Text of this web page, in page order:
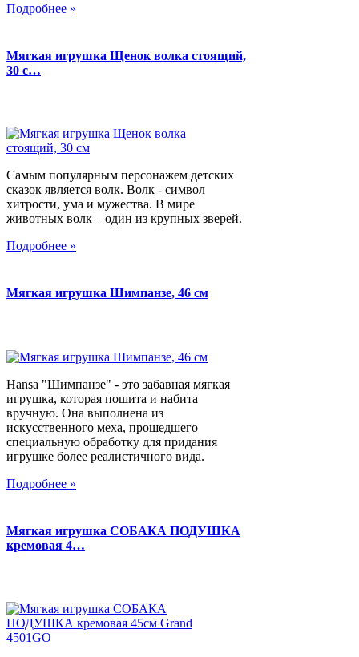
Подробнее »
Мягкая игрушка Щенок волка стоящий,
30 с…
Самым популярным персонажем детских
сказок является волк. Волк - символ
хитрости, ума и мужества. В мире
животных волк – один из крупных зверей.
Подробнее »
Мягкая игрушка Шимпанзе, 46 см
Hansa "Шимпанзе" - это забавная мягкая
игрушка, которая пошита и набита
вручную. Она выполнена из
искусственного меха, прошедшего
специальную обработку для придания
игрушке более реалистичного вида.
Подробнее »
Мягкая игрушка СОБАКА ПОДУШКА
кремовая 4…